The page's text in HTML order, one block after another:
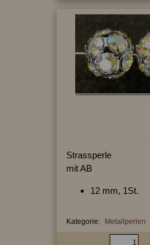
Strassperle
mit AB
12 mm, 1St.
Kategorie: Metallperlen